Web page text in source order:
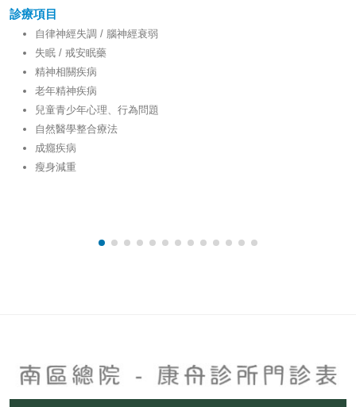
診療項目
自律神經失調 / 腦神經衰弱
失眠 / 戒安眠藥
精神相關疾病
老年精神疾病
兒童青少年心理、行為問題
自然醫學整合療法
成癮疾病
瘦身減重